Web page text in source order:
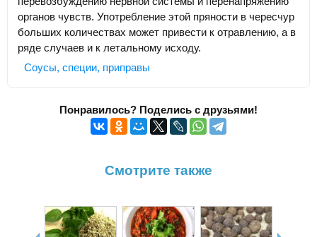
органов чувств. Употребление этой пряности в чересчур
больших количествах может привести к отравлению, а в
ряде случаев и к летальному исходу.
Соусы, специи, приправы
Понравилось? Поделись с друзьями!
Смотрите также